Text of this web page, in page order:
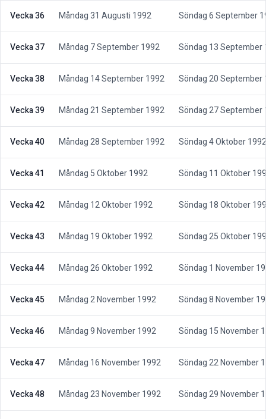
Vecka 36 Måndag 31 Augusti 1992 Söndag 6 September
Vecka 37 Måndag 7 September 1992 Söndag 13 September
Vecka 38 Måndag 14 September 1992 Söndag 20 September
Vecka 39 Måndag 21 September 1992 Söndag 27 September
Vecka 40 Måndag 28 September 1992 Söndag 4 Oktober 1992
Vecka 41 Måndag 5 Oktober 1992 Söndag 11 Oktober
Vecka 42 Måndag 12 Oktober 1992 Söndag 18 Oktober
Vecka 43 Måndag 19 Oktober 1992 Söndag 25 Oktober
Vecka 44 Måndag 26 Oktober 1992 Söndag 1 November
Vecka 45 Måndag 2 November 1992 Söndag 8 November
Vecka 46 Måndag 9 November 1992 Söndag 15 November
Vecka 47 Måndag 16 November 1992 Söndag 22 November
Vecka 48 Måndag 23 November 1992 Söndag 29 November